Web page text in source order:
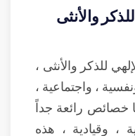
والأنثى
للذكر والأنثى ،
، واجتماعية ،
خصائص رائعة جداً
، وقيادية ، هذه